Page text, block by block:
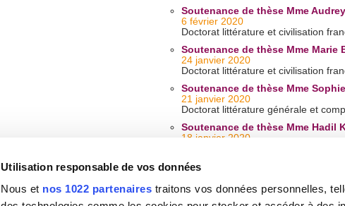
Utilisation responsable de vos données
Nous et nos 1022 partenaires traitons vos données personnelles,
Soutenance de thèse Mme
6 février 2020
Doctorat littérature et civilisation
Soutenance de thèse Mme Marie
24 janvier 2020
Doctorat littérature et civilisation
Soutenance de thèse Mme
21 janvier 2020
Doctorat littérature générale et
Soutenance de thèse Mme Hadil
18 janvier 2020
Soutenance de thèse Mme Martine
Doctorat littérature générale et